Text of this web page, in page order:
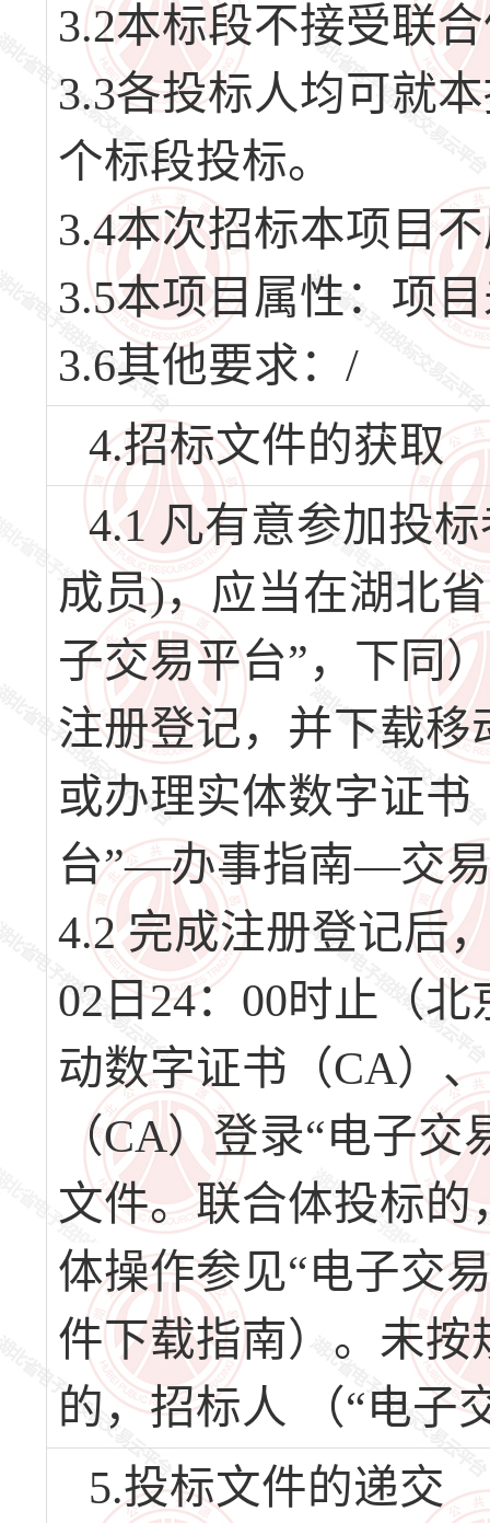
3.2本标段不接受联
3.3各投标人均可就
个标段投标。
3.4本次招标本项目
3.5本项目属性：项
3.6其他要求：/
4.招标文件的获取
4.1 凡有意参加投
成员)，应当在湖北
子交易平台”，下同
注册登记，并下载
或办理实体数字证
台”—办事指南—交
4.2 完成注册登记后
02日24：00时止（
动数字证书（CA）
（CA）登录“电子
文件。联合体投标
体操作参见“电子交
件下载指南）。未按
的，招标人 （“电子
5.投标文件的递交